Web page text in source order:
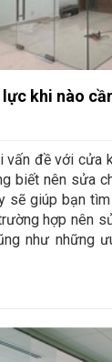
khi nào
vấn đề với cửa
biết nên sửa
sẽ giúp bạn
hợp nên
như những